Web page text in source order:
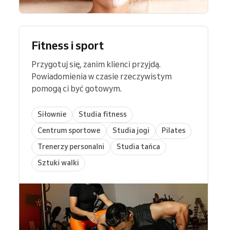
Fitness i sport
Przygotuj się, zanim klienci przyjdą.
Powiadomienia w czasie rzeczywistym
pomogą ci być gotowym.
Siłownie
Studia fitness
Centrum sportowe
Studia jogi
Pilates
Trenerzy personalni
Studia tańca
Sztuki walki